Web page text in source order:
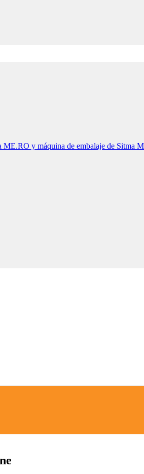
y máquina de embalaje de Sitma